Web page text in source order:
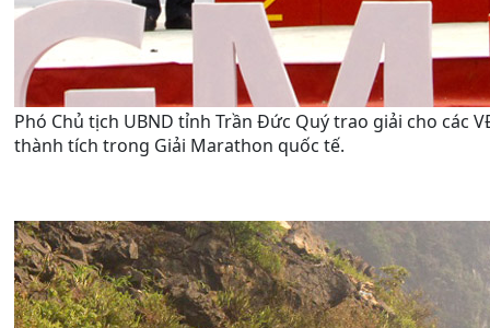
Phó Chủ tịch UBND tỉnh Trần Đức Quý trao giải cho các
thành tích trong Giải Marathon quốc tế.